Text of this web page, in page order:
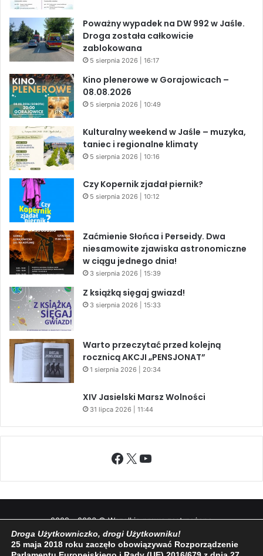
Poważny wypadek na DW 992 w Jaśle.
Droga została całkowicie
zablokowana
5 sierpnia 2026 | 16:17
Kino plenerowe w Gorajowicach –
08.08.2026
5 sierpnia 2026 | 10:49
Kulturalny weekend w Jaśle – muzyka,
taniec i regionalne klimaty
5 sierpnia 2026 | 10:16
Czy Kopernik zjadał piernik?
5 sierpnia 2026 | 10:12
Zaćmienie Słońca i Perseidy. Dwa
niesamowite zjawiska astronomiczne
w ciągu jednego dnia!
3 sierpnia 2026 | 15:39
Z książką sięgaj gwiazd!
3 sierpnia 2026 | 15:33
Warto przeczytać przed kolejną
rocznicą AKCJI „PENSJONAT”
1 sierpnia 2026 | 20:34
XIV Jasielski Marsz Wolności
31 lipca 2026 | 11:44
Facebook
X YouTube
2009 - 2026 © Wszelkie prawa zastrzeżone
O NAS
REDAKCJA POLITYKA PRYWATNOŚCI
Droga Użytkowniczko, drogi Użytkowniku!
25 maja 2018 roku zaczęło obowiązywać Rozporządzenie